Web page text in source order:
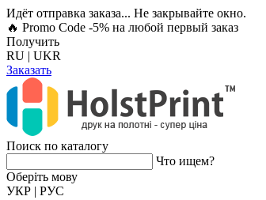
Идёт отправка заказа... Не закрывайте окно.
🔥 Promo Code -5% на любой первый заказ
Получить
RU | UKR
Заказать
Поиск по каталогу
Что ищем?
Оберiть мову
УКР | РУС